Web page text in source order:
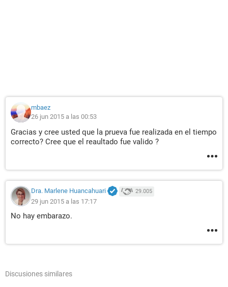
mbaez
26 jun 2015 a las 00:53
Gracias y cree usted que la prueva fue realizada en el tiempo
correcto? Cree que el reaultado fue valido ?
Dra. Marlene Huancahuari 29.005
29 jun 2015 a las 17:17
No hay embarazo.
Discusiones similares